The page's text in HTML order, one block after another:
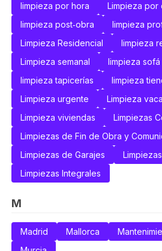
limpieza por hora
Limpieza por
limpieza post‑obra
limpieza
Limpieza Residencial
limpieza
Limpieza semanal
limpieza sofá
limpieza tapicerías
limpieza
Limpieza urgente
Limpieza
Limpieza viviendas
Limpiezas
Limpiezas de Fin de Obra y
Limpiezas de Garajes
Limpiezas Integrales
M
Madrid Mallorca